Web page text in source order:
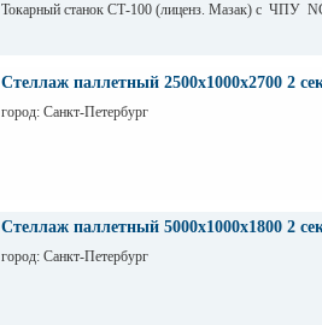
Токарный станок СТ-100 (лиценз. Мазак) с ЧПУ
Стеллаж паллетный 2500х1000х2700 2
город: Санкт-Петербург
Стеллаж паллетный 5000х1000х1800 2
город: Санкт-Петербург